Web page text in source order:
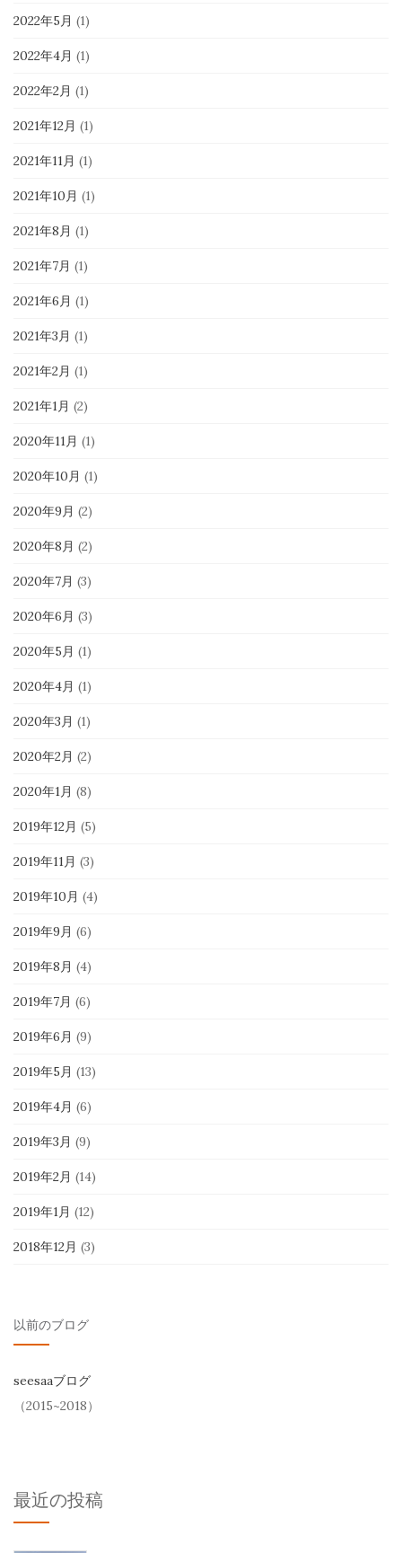
2022年5月 (1)
2022年4月 (1)
2022年2月 (1)
2021年12月 (1)
2021年11月 (1)
2021年10月 (1)
2021年8月 (1)
2021年7月 (1)
2021年6月 (1)
2021年3月 (1)
2021年2月 (1)
2021年1月 (2)
2020年11月 (1)
2020年10月 (1)
2020年9月 (2)
2020年8月 (2)
2020年7月 (3)
2020年6月 (3)
2020年5月 (1)
2020年4月 (1)
2020年3月 (1)
2020年2月 (2)
2020年1月 (8)
2019年12月 (5)
2019年11月 (3)
2019年10月 (4)
2019年9月 (6)
2019年8月 (4)
2019年7月 (6)
2019年6月 (9)
2019年5月 (13)
2019年4月 (6)
2019年3月 (9)
2019年2月 (14)
2019年1月 (12)
2018年12月 (3)
以前のブログ
seesaaブログ
（2015~2018）
最近の投稿